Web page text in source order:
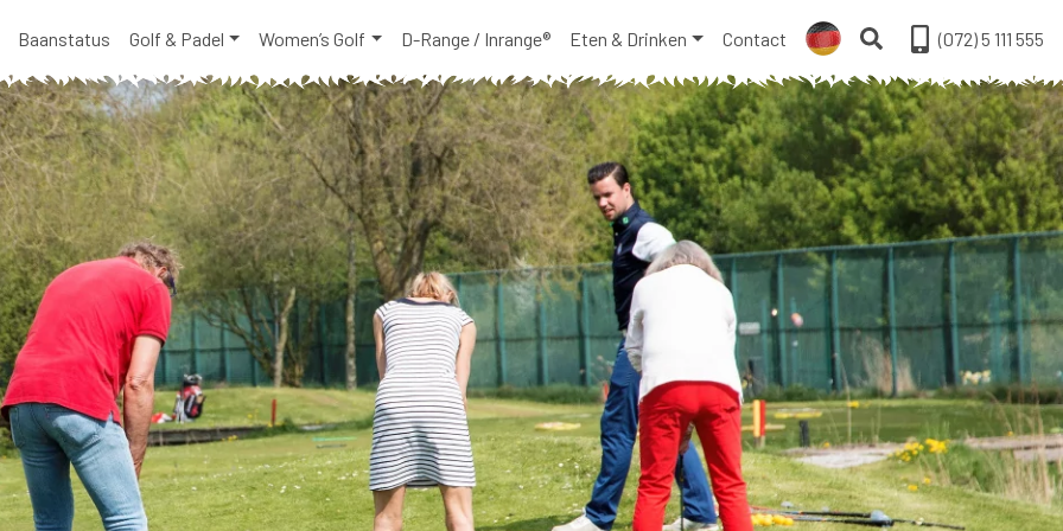
Baanstatus Golf & Padel Women’s Golf D-Range / Inrange® Eten & Drinken Contact (072) 5 111 555